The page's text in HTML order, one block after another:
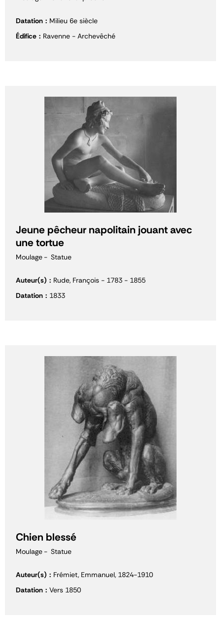
Datation
Milieu 6e siècle
Édifice
Ravenne - Archevêché
Jeune pêcheur napolitain jouant avec
une tortue
Moulage Statue
Auteur(s)
Rude, François - 1783 - 1855
Datation
1833
Chien blessé
Moulage Statue
Auteur(s)
Frémiet, Emmanuel, 1824-1910
Datation
Vers 1850